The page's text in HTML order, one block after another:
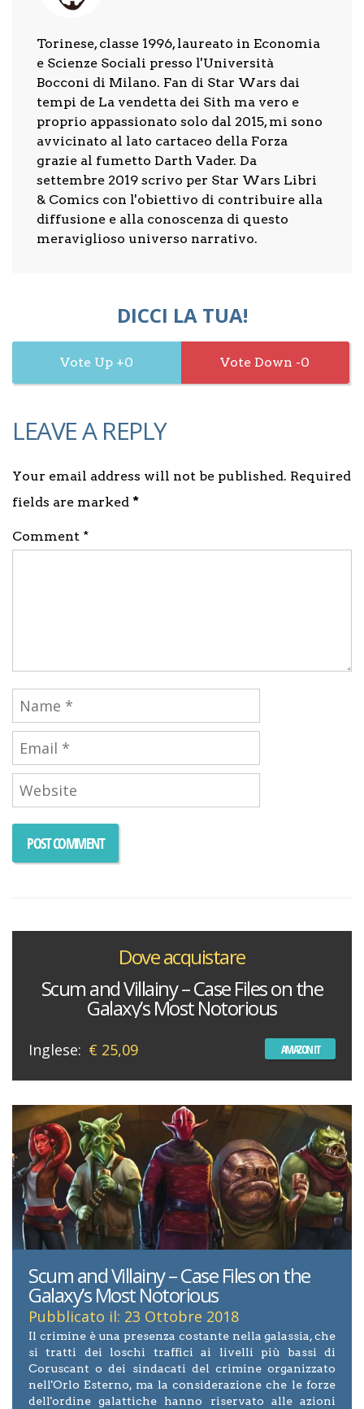
Torinese, classe 1996, laureato in Economia
e Scienze Sociali presso l'Università
Bocconi di Milano. Fan di Star Wars dai
tempi de La vendetta dei Sith ma vero e
proprio appassionato solo dal 2015, mi sono
avvicinato al lato cartaceo della Forza
grazie al fumetto Darth Vader. Da
settembre 2019 scrivo per Star Wars Libri
& Comics con l'obiettivo di contribuire alla
diffusione e alla conoscenza di questo
meraviglioso universo narrativo.
DICCI LA TUA!
0 0
LEAVE A REPLY
Your email address will not be published. Required
fields are marked *
Comment *
Dove acquistare
Scum and Villainy – Case Files on the
Galaxy’s Most Notorious
Inglese: € 25,09 AMAZON IT
Scum and Villainy – Case Files on the
Galaxy’s Most Notorious
Pubblicato il: 23 Ottobre 2018
Il crimine è una presenza costante nella galassia, che
si tratti dei loschi traffici ai livelli più bassi di
Coruscant o dei sindacati del crimine organizzato
nell'Orlo Esterno, ma la considerazione che le forze
dell'ordine galattiche hanno riservato alle azioni